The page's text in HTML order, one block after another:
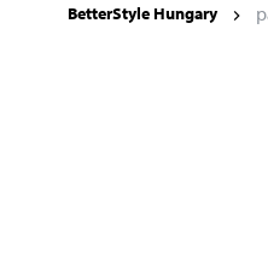
BetterStyle Hungary